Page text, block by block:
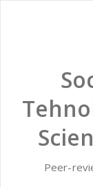
Peer-